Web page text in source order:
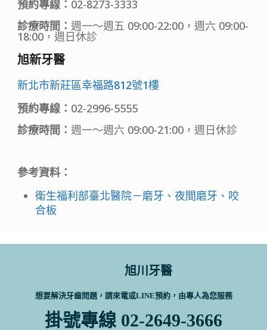
預約專線： 02-8273-3333
診療時間：週一～週五 09:00-22:00，週六 09:00-
18:00，週日休診
旭新牙醫
新北市新莊區幸福路812號1樓
預約專線： 02-2996-5555
診療時間：週一～週六 09:00-21:00，週日休診
參考資料：
衛生福利部臺北醫院－磨牙、夜間磨牙、咬
合板
旭川牙醫
想要解決牙齒問題，請來電或LINE預約，由專人為您服務
掛號專線 02-2649-3666